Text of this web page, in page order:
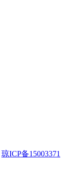
琼ICP备15003371